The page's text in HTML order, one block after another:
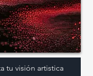
tu visión artistica